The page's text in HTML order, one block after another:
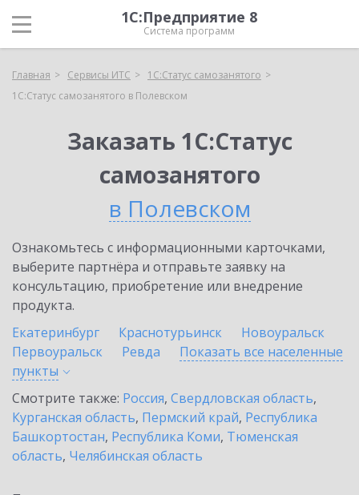
1С:Предприятие 8
Система программ
Главная Сервисы ИТС
1С:Статус самозанятого
1С:Статус самозанятого в Полевском
Заказать 1С:Статус
самозанятого
в Полевском
Ознакомьтесь с информационными карточками,
выберите партнёра и отправьте заявку на
консультацию, приобретение или внедрение
продукта.
Екатеринбург
Краснотурьинск
Новоуральск
Первоуральск
Ревда
Показать все населенные
пункты
Смотрите также: Россия, Свердловская область,
Курганская область, Пермский край, Республика
Башкортостан, Республика Коми, Тюменская
область, Челябинская область